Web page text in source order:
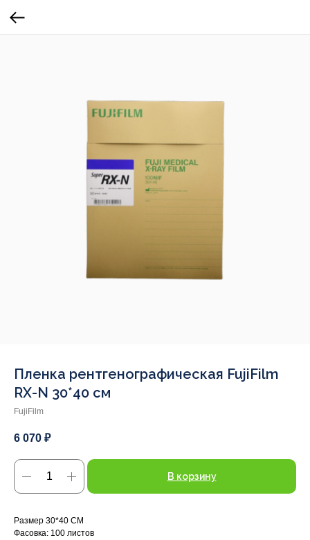
Пленка рентгенографическая FujiFilm
RX-N 30*40 см
FujiFilm
6 070 ₽
В корзину
Размер 30*40 СМ
Фасовка: 100 листов